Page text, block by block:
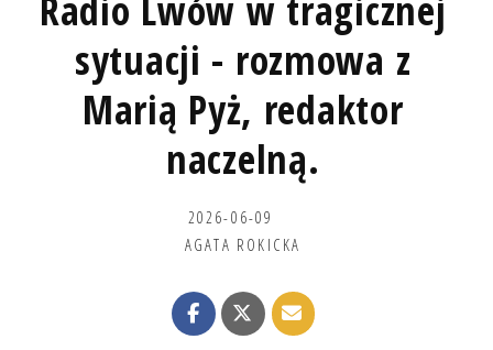
sytuacji - rozmowa z
Marią Pyż, redaktor
naczelną.
2026-06-09
AGATA ROKICKA